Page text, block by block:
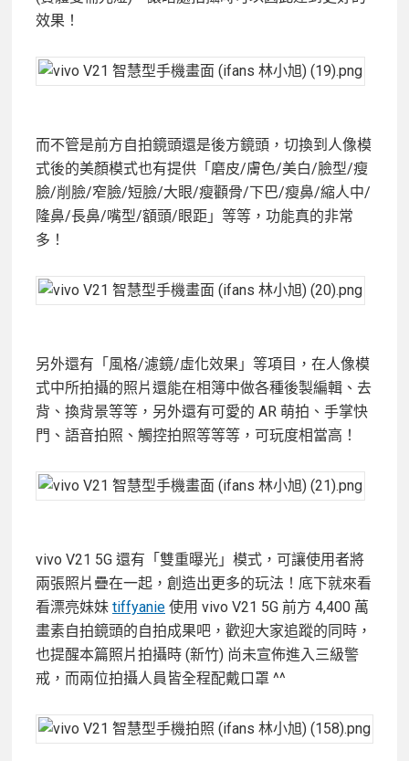
效果！
而不管是前方自拍鏡頭還是後方鏡頭，切換到人像模
式後的美顏模式也有提供「磨皮/膚色/美白/臉型/瘦
臉/削臉/窄臉/短臉/大眼/瘦顴骨/下巴/瘦鼻/縮人中/
隆鼻/長鼻/嘴型/額頭/眼距」等等，功能真的非常
多！
另外還有「風格/濾鏡/虛化效果」等項目，在人像模
式中所拍攝的照片還能在相簿中做各種後製編輯、去
背、換背景等等，另外還有可愛的 AR 萌拍、手掌快
門、語音拍照、觸控拍照等等等，可玩度相當高！
vivo V21 5G 還有「雙重曝光」模式，可讓使用者將
兩張照片疊在一起，創造出更多的玩法！底下就來看
看漂亮妹妹 tiffyanie 使用 vivo V21 5G 前方 4,400 萬
畫素自拍鏡頭的自拍成果吧，歡迎大家追蹤的同時，
也提醒本篇照片拍攝時 (新竹) 尚未宣佈進入三級警
戒，而兩位拍攝人員皆全程配戴口罩 ^^